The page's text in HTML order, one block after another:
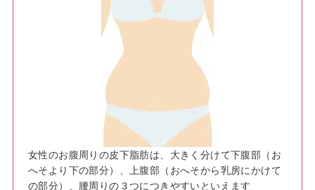
女性のお腹周りの皮下脂肪は、大きく分けて下腹部（お
へそより下の部分）、上腹部（おへそから乳房にかけて
の部分）、腰周りの３つにつきやすいといえます